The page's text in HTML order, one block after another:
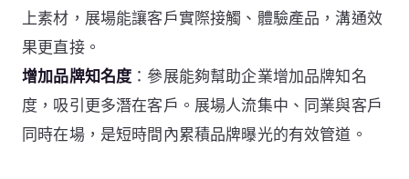
上素材，展場能讓客戶實際接觸、體驗產品，溝通效
果更直接。
增加品牌知名度 ：參展能夠幫助企業增加品牌知名
度，吸引更多潛在客戶。展場人流集中、同業與客戶
同時在場，是短時間內累積品牌曝光的有效管道。